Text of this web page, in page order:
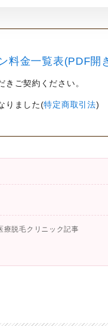
料金一覧表(PDF開
きご契約ください。
りました(特定商取引法)
療脱毛クリニック記事